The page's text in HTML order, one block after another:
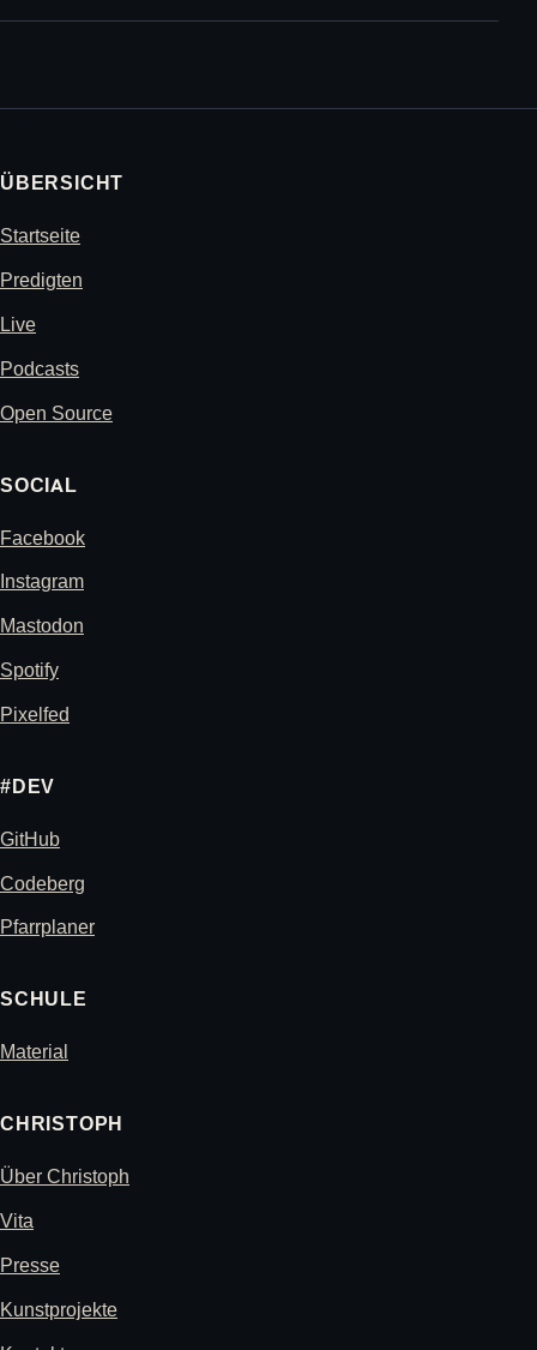
ÜBERSICHT
Startseite
Predigten
Live
Podcasts
Open Source
SOCIAL
Facebook
Instagram
Mastodon
Spotify
Pixelfed
#DEV
GitHub
Codeberg
Pfarrplaner
SCHULE
Material
CHRISTOPH
Über Christoph
Vita
Presse
Kunstprojekte